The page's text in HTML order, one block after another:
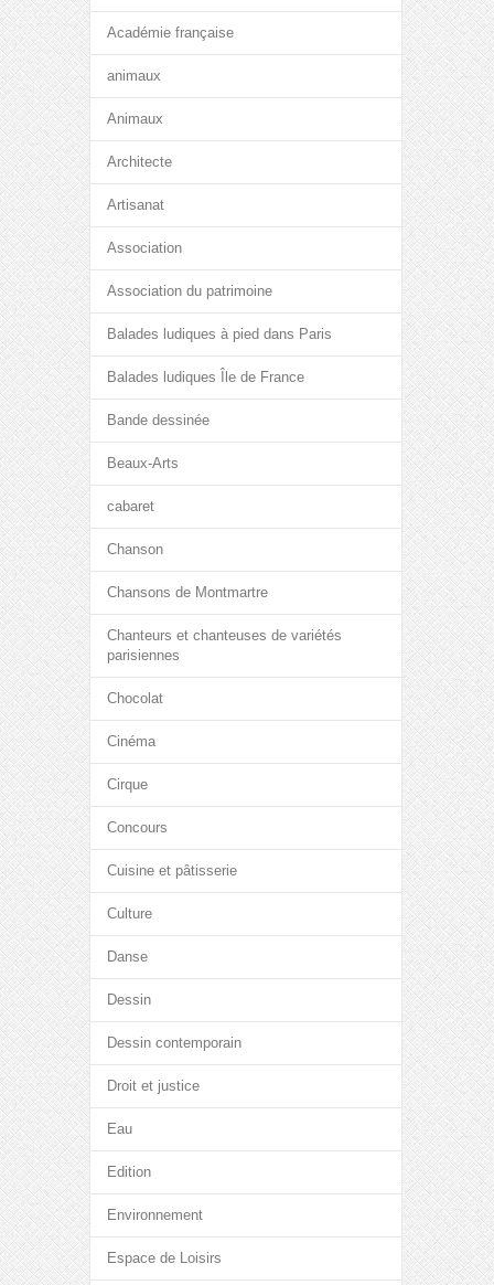
Académie française
animaux
Animaux
Architecte
Artisanat
Association
Association du patrimoine
Balades ludiques à pied dans Paris
Balades ludiques Île de France
Bande dessinée
Beaux-Arts
cabaret
Chanson
Chansons de Montmartre
Chanteurs et chanteuses de variétés
parisiennes
Chocolat
Cinéma
Cirque
Concours
Cuisine et pâtisserie
Culture
Danse
Dessin
Dessin contemporain
Droit et justice
Eau
Edition
Environnement
Espace de Loisirs